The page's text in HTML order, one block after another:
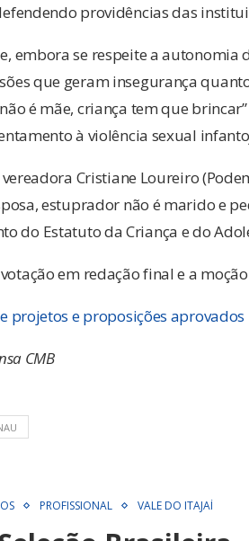
providências das
embora se respeite a autonomia
que geram insegurança
é mãe, criança tem que
à violência sexual
Cristiane Loureiro
estuprador não é marido e
do Estatuto da Criança e do
em redação final e a
projetos e proposições aprovados
CMB
PROFISSIONAL VALE DO ITAJAÍ